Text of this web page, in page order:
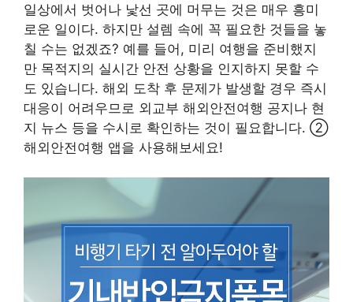
일상에서 벗어나 낯선 곳에 머무는 것은 매우 흥미
로운 일이다. 하지만 설렘 속에 꼭 필요한 것들을 놓
칠 수는 없겠죠? 예를 들어, 미리 여행을 준비했지
만 목적지의 실시간 안전 상황을 인지하지 못할 수
도 있습니다. 해외 도착 후 문제가 발생할 경우 즉시
대응이 어려우므로 외교부 해외안전여행 공지나 현
지 뉴스 등을 수시로 확인하는 것이 필요합니다. ②
해외안전여행 앱을 사용해보세요!